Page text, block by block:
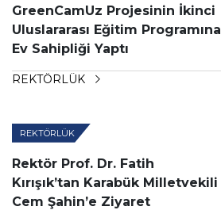
GreenCamUz Projesinin İkinci
Uluslararası Eğitim Programına
Ev Sahipliği Yaptı
REKTÖRLÜK
REKTÖRLÜK
Rektör Prof. Dr. Fatih
Kırışık’tan Karabük Milletvekili
Cem Şahin’e Ziyaret